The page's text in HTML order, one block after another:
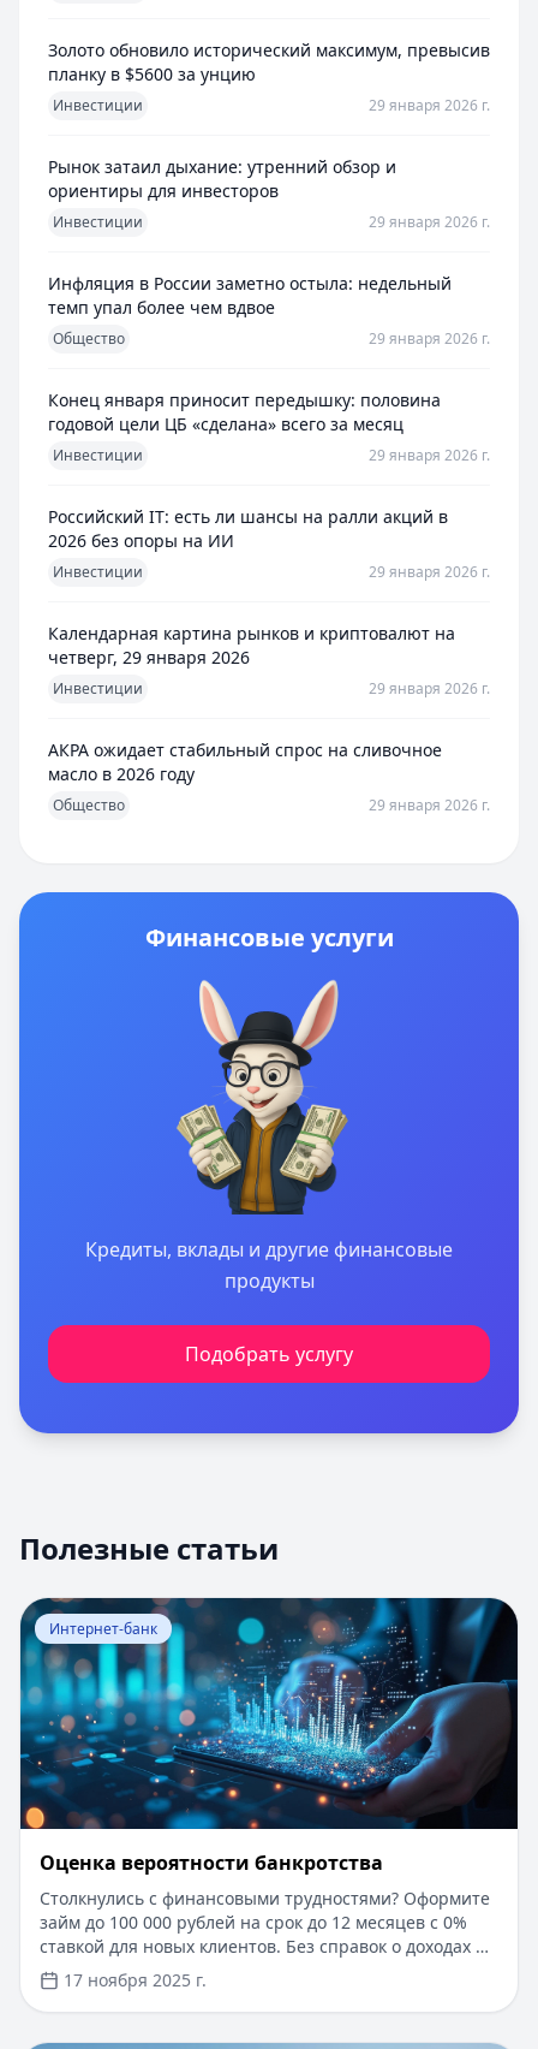
Золото обновило исторический максимум, превысив
планку в $5600 за унцию
Инвестиции 29 января 2026 г.
Рынок затаил дыхание: утренний обзор и
ориентиры для инвесторов
Инвестиции 29 января 2026 г.
Инфляция в России заметно остыла: недельный
темп упал более чем вдвое
Общество 29 января 2026 г.
Конец января приносит передышку: половина
годовой цели ЦБ «сделана» всего за месяц
Инвестиции 29 января 2026 г.
Российский IT: есть ли шансы на ралли акций в
2026 без опоры на ИИ
Инвестиции 29 января 2026 г.
Календарная картина рынков и криптовалют на
четверг, 29 января 2026
Инвестиции 29 января 2026 г.
АКРА ожидает стабильный спрос на сливочное
масло в 2026 году
Общество 29 января 2026 г.
Финансовые услуги
Кредиты, вклады и другие финансовые
продукты
Подобрать услугу
Полезные статьи
Перейти к статье:Оценка вероятности банкротства
Интернет-банк
Оценка вероятности банкротства
Столкнулись с финансовыми трудностями? Оформите
займ до 100 000 рублей на срок до 12 месяцев с 0%
ставкой для новых клиентов. Без справок о доходах и
документов — решение за 5 минут. Получите деньги
быстро и прозрачно через проверенные сервисы.
17 ноября 2025 г.